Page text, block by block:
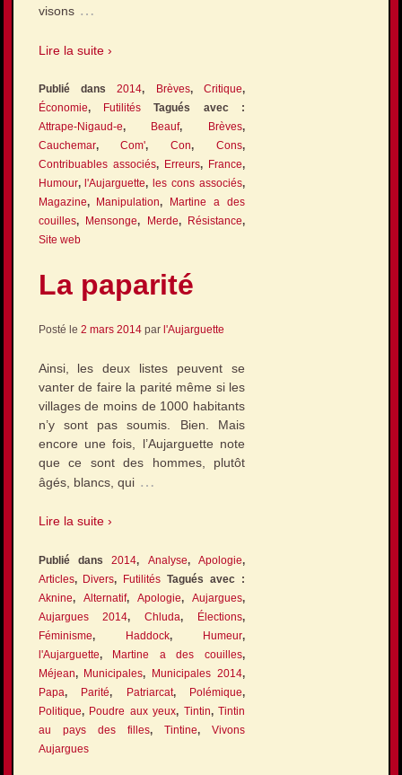
visons …
Lire la suite ›
Publié dans2014, Brèves,Critique,
Économie, FutilitésTagués avec :
Attrape-Nigaud-e, Beauf, Brèves,
Cauchemar,Com',Con,Cons,
Contribuables associés, Erreurs, France,
Humour, l'Aujarguette, les cons associés,
Magazine, Manipulation,
Martine a des
couilles, Mensonge, Merde, Résistance,
Site web
La paparité
Posté le 2 mars 2014par l'Aujarguette
Ainsi, les deux listes peuvent se
vanter de faire la parité même si les
villages de moins de 1000 habitants
n’y sont pas soumis. Bien. Mais
encore une fois, l’Aujarguette note
que ce sont des hommes, plutôt
âgés, blancs, qui …
Lire la suite ›
Publié dans2014, Analyse,Apologie,
Articles, Divers, Futilités Tagués avec :
Aknine, Alternatif, Apologie,Aujargues,
Aujargues 2014,Chluda, Élections,
Féminisme, Haddock, Humeur,
l'Aujarguette, Martine a des couilles,
Méjean, Municipales, Municipales 2014,
Papa, Parité, Patriarcat, Polémique,
Politique, Poudre aux yeux, Tintin,Tintin
au pays des filles,Tintine,Vivons
Aujargues